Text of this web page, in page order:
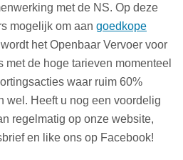
met de NS. Op deze
mogelijk om aan goedkope
het Openbaar Vervoer voor
met de hoge tarieven momenteel
waar ruim 60%
wel. Heeft u nog een voordelig
regelmatig op onze website,
en like ons op Facebook!